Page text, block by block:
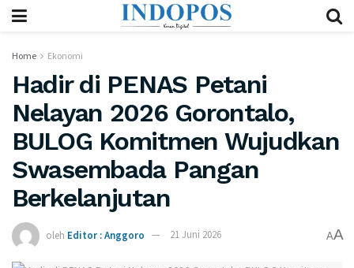
Home Ekonomi
Hadir di PENAS Petani
Nelayan 2026 Gorontalo,
BULOG Komitmen Wujudkan
Swasembada Pangan
Berkelanjutan
oleh Editor : Anggoro 21 Juni 2026 AA